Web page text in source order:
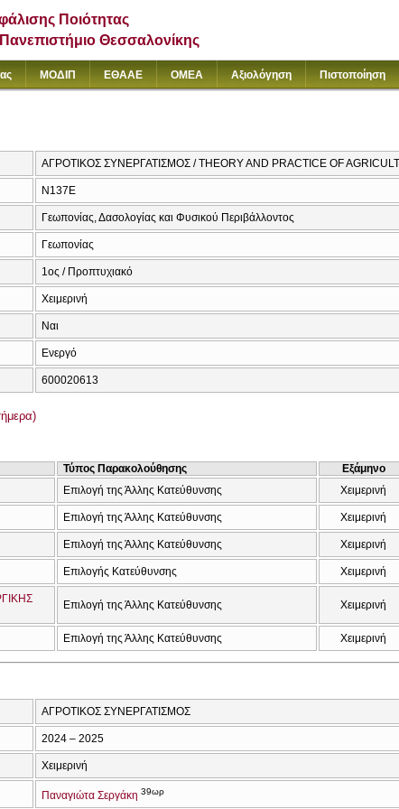
Ποιότητας
Πανεπιστήμιο Θεσσαλονίκης
ΜΟΔΙΠ ΕΘΑΑΕ ΟΜΕΑ Αξιολόγηση Πιστοποίηση
ΑΓΡΟΤΙΚΟΣ ΣΥΝΕΡΓΑΤΙΣΜΟΣ / THEORY AND PRACTICE OF
Ν137Ε
Γεωπονίας, Δασολογίας και Φυσικού Περιβάλλοντος
Γεωπονίας
1ος / Προπτυχιακό
Χειμερινή
Ναι
Ενεργό
600020613
Τύπος Παρακολούθησης Εξάμηνο
Επιλογή της Άλλης Κατεύθυνσης Χειμερινή
Επιλογή της Άλλης Κατεύθυνσης Χειμερινή
Επιλογή της Άλλης Κατεύθυνσης Χειμερινή
Επιλογής Κατεύθυνσης Χειμερινή
Επιλογή της Άλλης Κατεύθυνσης Χειμερινή
Επιλογή της Άλλης Κατεύθυνσης Χειμερινή
ΑΓΡΟΤΙΚΟΣ ΣΥΝΕΡΓΑΤΙΣΜΟΣ
2024 – 2025
Χειμερινή
Παναγιώτα Σεργάκη 39ωρ